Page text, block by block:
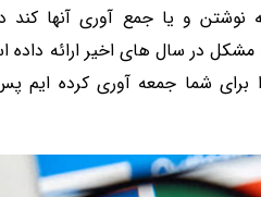
به نوشتن و یا جمع آوری آنها
در سال های اخیر ارائه داده
شما جمعه آوری کرده ایم